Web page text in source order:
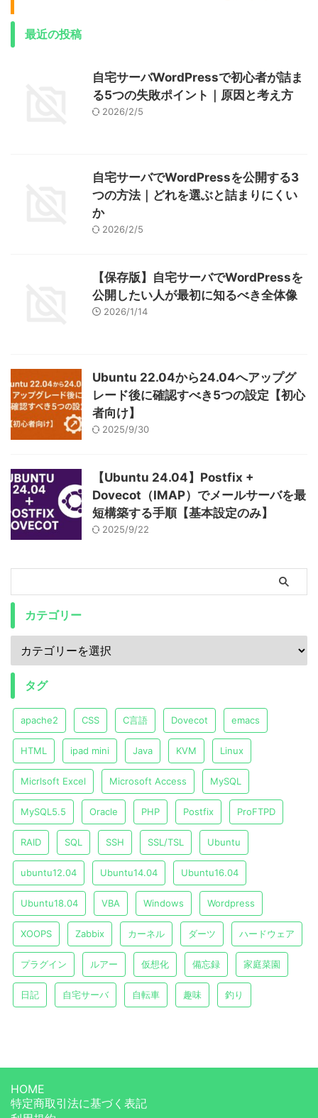
最近の投稿
自宅サーバWordPressで初心者が詰ま
る5つの失敗ポイント｜原因と考え方
2026/2/5
自宅サーバでWordPressを公開する3
つの方法｜どれを選ぶと詰まりにくい
か
2026/2/5
【保存版】自宅サーバでWordPressを
公開したい人が最初に知るべき全体像
2026/1/14
Ubuntu 22.04から24.04へアップグ
レード後に確認すべき5つの設定【初心
者向け】
2025/9/30
【Ubuntu 24.04】Postfix +
Dovecot（IMAP）でメールサーバを最
短構築する手順【基本設定のみ】
2025/9/22
カテゴリー
タグ
apache2 CSS C言語 Dovecot emacs
HTML ipad mini Java KVM Linux
Micrlsoft Excel Microsoft Access MySQL
MySQL5.5 Oracle PHP Postfix ProFTPD
RAID SQL SSH SSL/TSL Ubuntu
ubuntu12.04 Ubuntu14.04 Ubuntu16.04
Ubuntu18.04 VBA Windows Wordpress
XOOPS Zabbix カーネル ダーツ ハードウェア
プラグイン ルアー 仮想化 備忘録 家庭菜園
日記 自宅サーバ 自転車 趣味 釣り
HOME
特定商取引法に基づく表記